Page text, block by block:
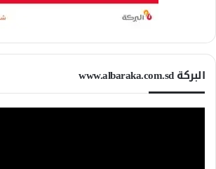
البركة www.albaraka.com.sd